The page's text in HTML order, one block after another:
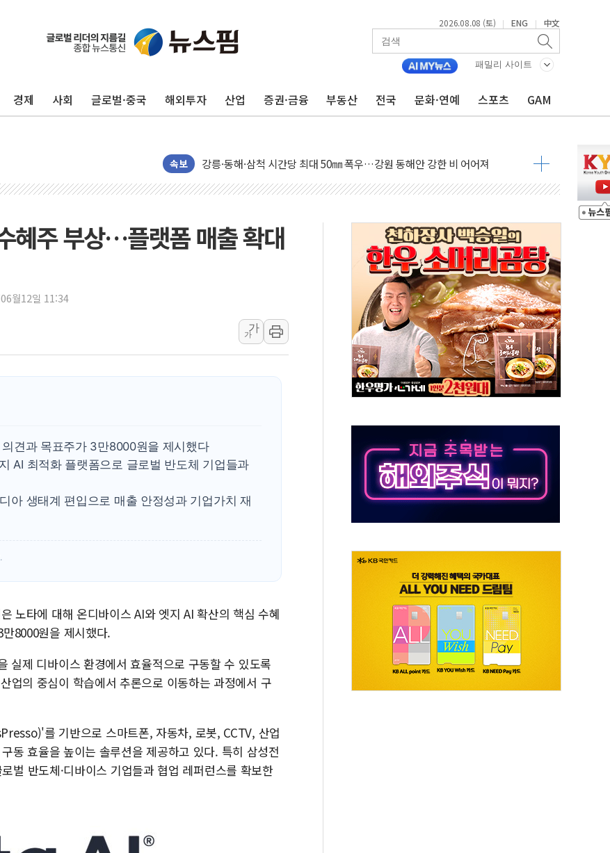
2026.08.08 (토) | ENG | 中文
패밀리 사이트
경제 사회 글로벌·중국 해외투자 산업 증권·금융 부동산 전국 문화·연예 스포츠 GAM
속보
이번주 국내 주요 금융일정(8.10~8.14)
美, 이란전 출구전략 만지작…공습 한계·탄약 부족 현실화
폐기물 수거하다 참변…60대 환경미화원 수거차에 치여 사망
서울 중랑구 주택가서 흉기 난동…60대 남성 2명 숨져
여수 오동도 인근 해상서 모터보트 전복…1명 사망·1명 실종
추미애, '위안부' 피해자 기림의 날 참석..."국제적 시민 연대로 목소리 내야"
인천 선재도 갯벌서 해루질 중 실종 60대 나흘만에 숨진 채 발견
인천서 말다툼 중 어머니 흉기 살해 10대 아들 체포
'화합' 꺼낸 김민석에 '뻔뻔' 받아친 정청래…제주 연설서 신경전 고조
李대통령, ISA 개편 재검토 지시…與 "적극 환영"·野 "졸속 국정"
동해중부 전 해상 풍랑주의보…10일까지 최대 3.5m 높은 물결
연일 폭염에 온열질환 사망 23명…정부, 비상대응기구 가동
中 전방위 아파트 부양, 수도 베이징도 부동산 규제 철폐
강원 중·남부 동해안 시간당 50mm 이상 폭우…호우경보 발효
청양 밭에서 일하던 90대 숨져…온열질환 여부 조사
폭염에 車 운전면허 기능시험 오전 집중 편성…체감온도 38도 넘으면 중단
혜주 부상…플랫폼 매출 확대
월12일 11:34
가
가
견과 목표주가 3만8000원을 제시했다
AI 최적화 플랫폼으로 글로벌 반도체 기업들과
아 생태계 편입으로 매출 안정성과 기업가치 재
노타에 대해 온디바이스 AI와 엣지 AI 확산의 핵심 수혜
8000원을 제시했다.
실제 디바이스 환경에서 효율적으로 구동할 수 있도록
업의 중심이 학습에서 추론으로 이동하는 과정에서 구
를 기반으로 스마트폰, 자동차, 로봇, CCTV, 산업
동 효율을 높이는 솔루션을 제공하고 있다. 특히 삼성전
벌 반도체·디바이스 기업들과 협업 레퍼런스를 확보한